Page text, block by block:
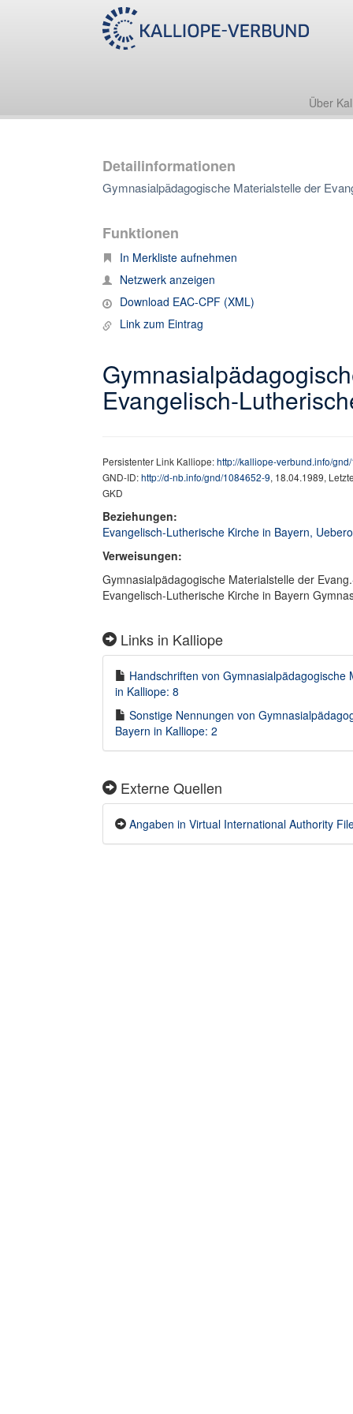
Über
Detailinformationen
Gymnasialpädagogische Materialstelle der
Funktionen
In Merkliste aufnehmen
Netzwerk anzeigen
Download EAC-CPF (XML)
Link zum Eintrag
Evangelisch-
Persistenter Link Kalliope:http://kalliope-verbund.info/
GND-ID:http://d-nb.info/gnd/1084652-9, 18.04.1989,
GKD
Beziehungen:
Evangelisch-Lutherische Kirche in Bayern,
Verweisungen:
Gymnasialpädagogische Materialstelle der
Evangelisch-Lutherische Kirche in Bayern
Links in Kalliope
Handschriften von
in Kalliope: 8
Sonstige Nennungen von
Bayern in Kalliope: 2
Externe Quellen
Angaben in Virtual International Authority